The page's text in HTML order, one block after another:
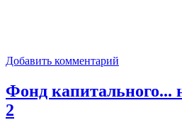
Добавить комментарий
Фонд капитального...
2